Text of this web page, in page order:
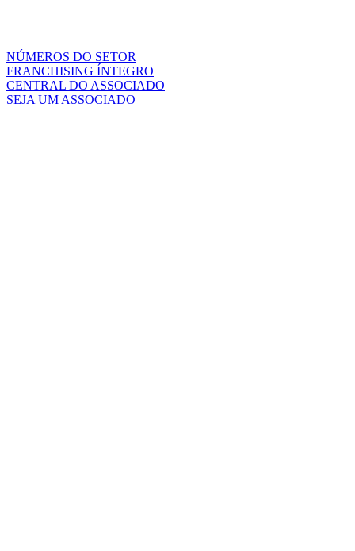
NÚMEROS DO SETOR
FRANCHISING ÍNTEGRO
CENTRAL DO ASSOCIADO
SEJA UM ASSOCIADO